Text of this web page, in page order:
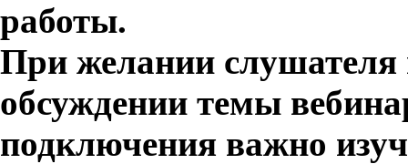
работы.
При желании слушателя
обсуждении темы
подключения важно